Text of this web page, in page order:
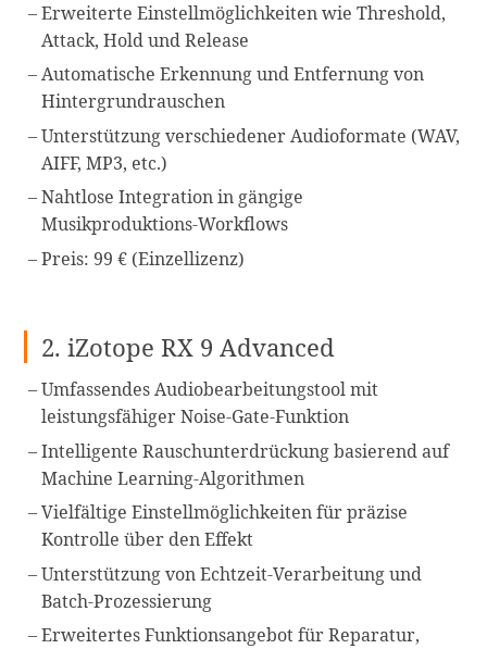
Erweiterte Einstellmöglichkeiten wie Threshold,
Attack, Hold und Release
Automatische Erkennung und Entfernung von
Hintergrundrauschen
Unterstützung verschiedener Audioformate (WAV,
AIFF, MP3, etc.)
Nahtlose Integration in gängige
Musikproduktions-Workflows
Preis: 99 € (Einzellizenz)
2. iZotope RX 9 Advanced
Umfassendes Audiobearbeitungstool mit
leistungsfähiger Noise-Gate-Funktion
Intelligente Rauschunterdrückung basierend auf
Machine Learning-Algorithmen
Vielfältige Einstellmöglichkeiten für präzise
Kontrolle über den Effekt
Unterstützung von Echtzeit-Verarbeitung und
Batch-Prozessierung
Erweitertes Funktionsangebot für Reparatur,